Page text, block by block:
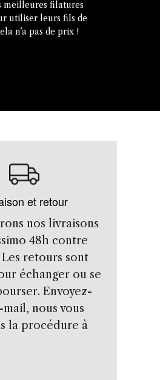
meilleures filatures
utiliser leurs fils de
n’a pas de prix !
et retour
nos livraisons
48h contre
retours sont
échanger ou se
Envoyez-
nous vous
la procédure à